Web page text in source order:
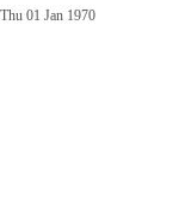
Thu 01 Jan 1970